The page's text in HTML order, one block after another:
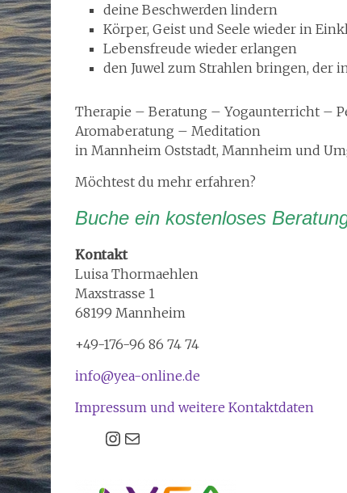
deine Beschwerden lindern
Körper, Geist und Seele wieder in
Lebensfreude wieder erlangen
den Juwel zum Strahlen bringen, der
Therapie – Beratung – Yogaunterricht –
Aromaberatung – Meditation
in Mannheim Oststadt, Mannheim und
Möchtest du mehr erfahren?
Buche ein kostenloses
Kontakt
Luisa Thormaehlen
Maxstrasse 1
68199 Mannheim
+49-176-96 86 74 74
info@yea-online.de
Impressum und weitere Kontaktdaten
Instagram
E-Mail